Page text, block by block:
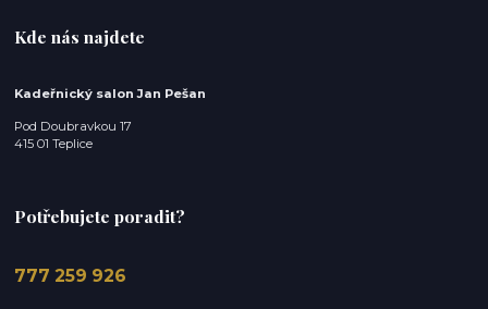
Kde nás najdete
Kadeřnický salon Jan Pešan
Pod Doubravkou 17
415 01 Teplice
Potřebujete poradit?
777 259 926